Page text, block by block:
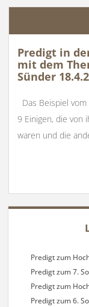
Predigt in
mit dem
Sünder
Das Beispiel
9 Einigen, die von
waren und die
SIDEBAR
Predigt zum
Predigt zum 7.
Predigt zum
Predigt zum 6.